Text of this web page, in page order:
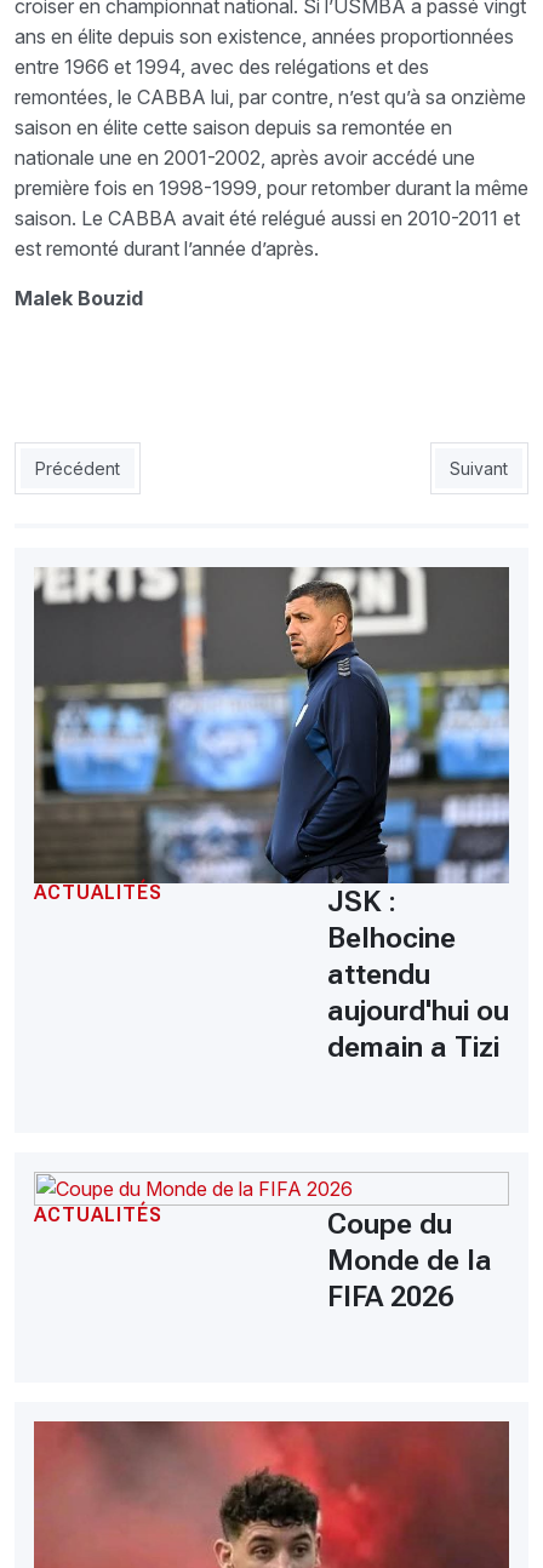
croiser en championnat national. Si l’USMBA a passé vingt
ans en élite depuis son existence, années proportionnées
entre 1966 et 1994, avec des relégations et des
remontées, le CABBA lui, par contre, n’est qu’à sa onzième
saison en élite cette saison depuis sa remontée en
nationale une en 2001-2002, après avoir accédé une
première fois en 1998-1999, pour retomber durant la même
saison. Le CABBA avait été relégué aussi en 2010-2011 et
est remonté durant l’année d’après.
Malek Bouzid
Article précédent : JSMB : LAshanti Kotoko, un adversaire pas
Précédent Article
Suivant
ACTUALITÉS
JSK :
Belhocine
attendu
aujourd'hui ou
demain a Tizi
ACTUALITÉS
Coupe du
Monde de la
FIFA 2026